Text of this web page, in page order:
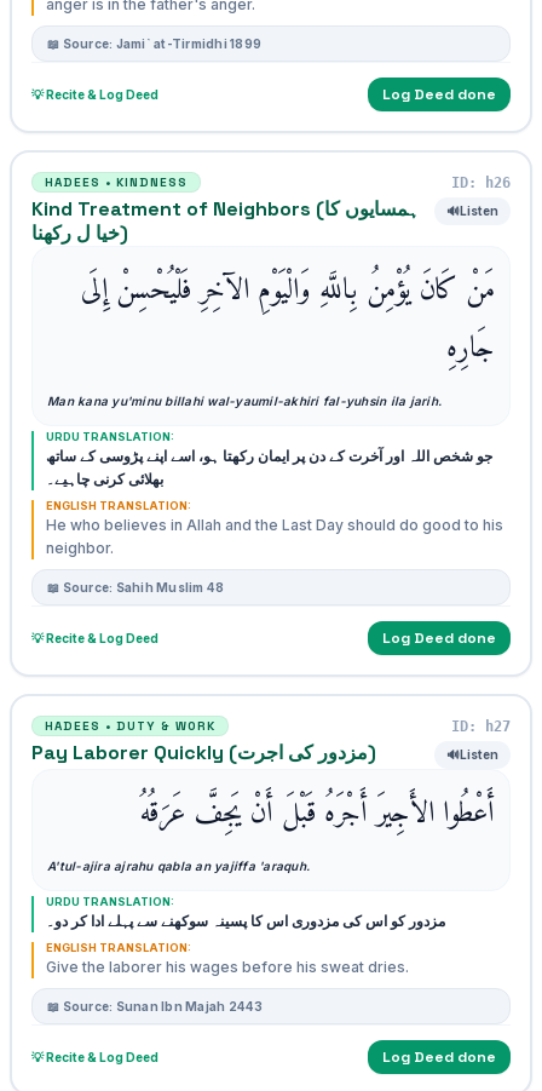
anger is in the father's anger.
📖 Source: Jami` at-Tirmidhi 1899
💡 Recite & Log Deed Log Deed done
HADEES • KINDNESS ID: h26
Kind Treatment of Neighbors (ہمسایوں کا
خیا ل رکھنا)
🔊Listen
مَنْ كَانَ يُؤْمِنُ بِاللَّهِ وَالْيَوْمِ الآخِرِ فَلْيُحْسِنْ إِلَى
جَارِهِ
Man kana yu'minu billahi wal-yaumil-akhiri fal-yuhsin ila jarih.
URDU TRANSLATION:
جو شخص اللہ اور آخرت کے دن پر ایمان رکھتا ہو، اسے اپنے پڑوسی کے ساتھ
بھلائی کرنی چاہیے۔
ENGLISH TRANSLATION:
He who believes in Allah and the Last Day should do good to his
neighbor.
📖 Source: Sahih Muslim 48
💡 Recite & Log Deed Log Deed done
HADEES • DUTY & WORK ID: h27
Pay Laborer Quickly (مزدور کی اجرت) 🔊Listen
أَعْطُوا الأَجِيرَ أَجْرَهُ قَبْلَ أَنْ يَجِفَّ عَرَقُهُ
A'tul-ajira ajrahu qabla an yajiffa 'araquh.
URDU TRANSLATION:
مزدور کو اس کی مزدوری اس کا پسینہ سوکھنے سے پہلے ادا کر دو۔
ENGLISH TRANSLATION:
Give the laborer his wages before his sweat dries.
📖 Source: Sunan Ibn Majah 2443
💡 Recite & Log Deed Log Deed done